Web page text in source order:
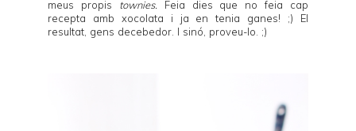
meus propis townies.
Feia dies que no feia cap
recepta amb xocolata i ja en tenia ganes! ;) El
resultat, gens decebedor. I sinó, proveu-lo. ;)